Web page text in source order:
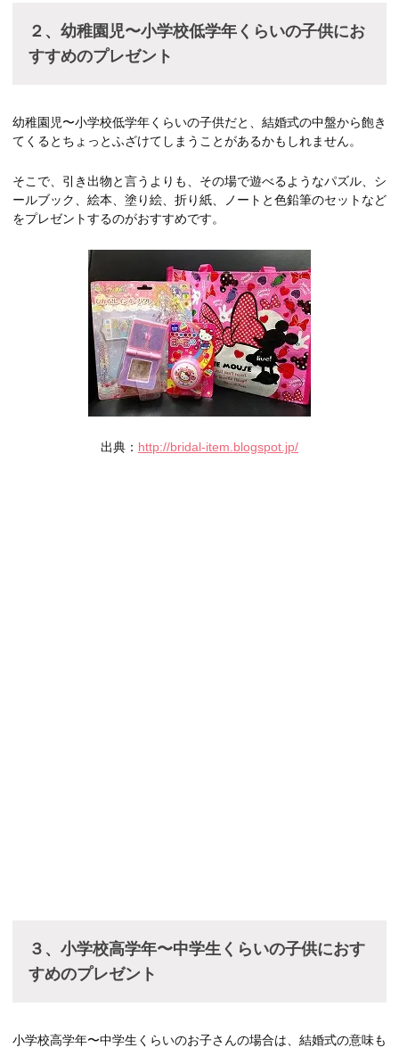
２、幼稚園児〜小学校低学年くらいの子供にお
すすめのプレゼント
幼稚園児〜小学校低学年くらいの子供だと、結婚式の中盤から飽き
てくるとちょっとふざけてしまうことがあるかもしれません。
そこで、引き出物と言うよりも、その場で遊べるようなパズル、シ
ールブック、絵本、塗り絵、折り紙、ノートと色鉛筆のセットなど
をプレゼントするのがおすすめです。
出典： http://bridal-item.blogspot.jp/
３、小学校高学年〜中学生くらいの子供におす
すめのプレゼント
小学校高学年〜中学生くらいのお子さんの場合は、結婚式の意味も